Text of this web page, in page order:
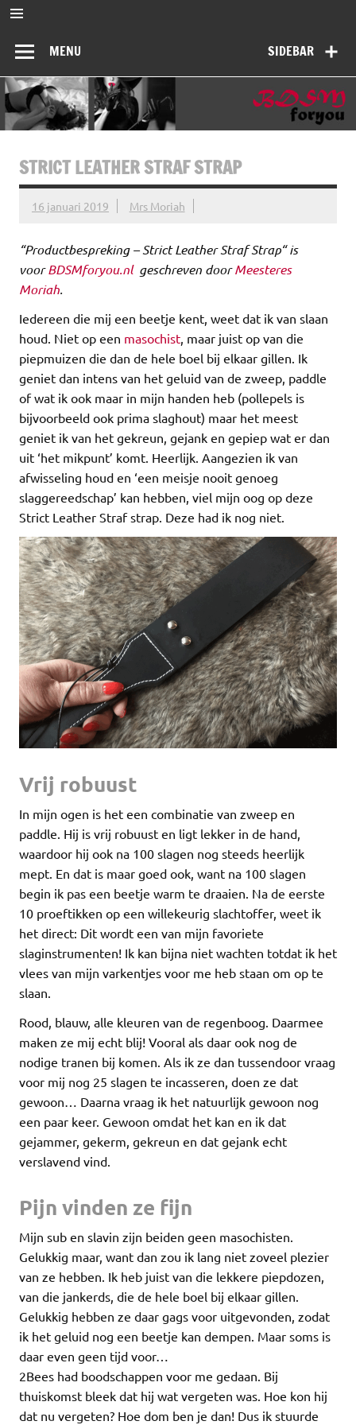
Ga
naar
inhoud
BDSMforyou
SIDEBAR
MENU
STRICT LEATHER STRAF STRAP
16 januari 2019 Mrs Moriah
“Productbespreking – Strict Leather Straf Strap“ is
voorBDSMforyou.nlgeschreven doorMeesteres
Moriah.
Iedereen die mij een beetje kent, weet dat ik van slaan
houd. Niet op een masochist , maar juist op van die
piepmuizen die dan de hele boel bij elkaar gillen. Ik
geniet dan intens van het geluid van de zweep, paddle
of wat ik ook maar in mijn handen heb (pollepels is
bijvoorbeeld ook prima slaghout) maar het meest
geniet ik van het gekreun, gejank en gepiep wat er dan
uit ‘het mikpunt’ komt. Heerlijk. Aangezien ik van
afwisseling houd en ‘een meisje nooit genoeg
slaggereedschap’ kan hebben, viel mijn oog op deze
Strict Leather Straf strap. Deze had ik nog niet.
Vrij robuust
In mijn ogen is het een combinatie van zweep en
paddle. Hij is vrij robuust en ligt lekker in de hand,
waardoor hij ook na 100 slagen nog steeds heerlijk
mept. En dat is maar goed ook, want na 100 slagen
begin ik pas een beetje warm te draaien. Na de eerste
10 proeftikken op een willekeurig slachtoffer, weet ik
het direct: Dit wordt een van mijn favoriete
slaginstrumenten! Ik kan bijna niet wachten totdat ik het
vlees van mijn varkentjes voor me heb staan om op te
slaan.
Rood, blauw, alle kleuren van de regenboog. Daarmee
maken ze mij echt blij! Vooral als daar ook nog de
nodige tranen bij komen. Als ik ze dan tussendoor vraag
voor mij nog 25 slagen te incasseren, doen ze dat
gewoon… Daarna vraag ik het natuurlijk gewoon nog
een paar keer. Gewoon omdat het kan en ik dat
gejammer, gekerm, gekreun en dat gejank echt
verslavend vind.
Pijn vinden ze fijn
Mijn sub en slavin zijn beiden geen masochisten.
Gelukkig maar, want dan zou ik lang niet zoveel plezier
van ze hebben. Ik heb juist van die lekkere piepdozen,
van die jankerds, die de hele boel bij elkaar gillen.
Gelukkig hebben ze daar gags voor uitgevonden, zodat
ik het geluid nog een beetje kan dempen. Maar soms is
daar even geen tijd voor…
2Bees had boodschappen voor me gedaan. Bij
thuiskomst bleek dat hij wat vergeten was. Hoe kon hij
dat nu vergeten? Hoe dom ben je dan! Dus ik stuurde